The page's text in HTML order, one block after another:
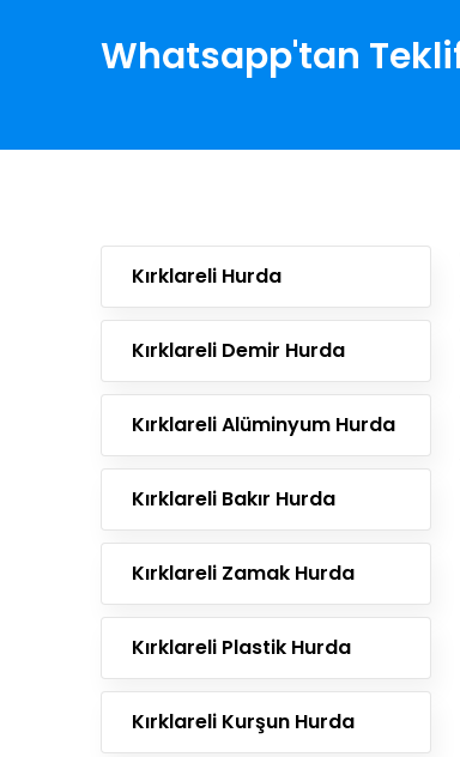
Whatsapp'tan
Kırklareli Hurda
Kırklareli Demir Hurda
Kırklareli Alüminyum Hurda
Kırklareli Bakır Hurda
Kırklareli Zamak Hurda
Kırklareli Plastik Hurda
Kırklareli Kurşun Hurda